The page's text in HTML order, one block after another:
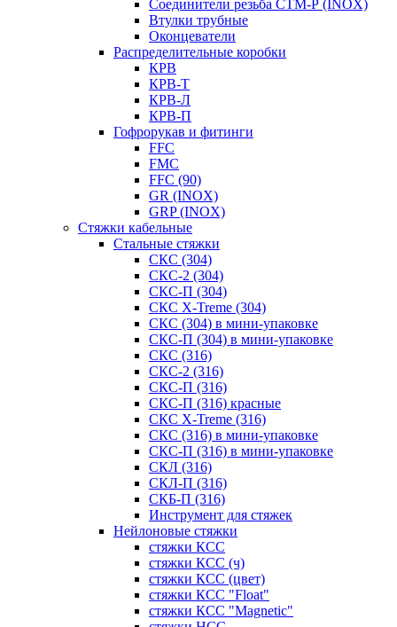
Соединители резьба СТМ-Р (INOX)
Втулки трубные
Оконцеватели
Распределительные коробки
КРВ
КРВ-Т
КРВ-Л
КРВ-П
Гофрорукав и фитинги
FFC
FMC
FFC (90)
GR (INOX)
GRP (INOX)
Cтяжки кабельные
Стальные стяжки
СКС (304)
СКС-2 (304)
СКС-П (304)
СКС X-Treme (304)
СКС (304) в мини-упаковке
СКС-П (304) в мини-упаковке
СКС (316)
СКС-2 (316)
СКС-П (316)
СКС-П (316) красные
СКС X-Treme (316)
СКС (316) в мини-упаковке
СКС-П (316) в мини-упаковке
СКЛ (316)
СКЛ-П (316)
СКБ-П (316)
Инструмент для стяжек
Нейлоновые стяжки
стяжки КСС
стяжки КСС (ч)
стяжки КСС (цвет)
стяжки КСС "Float"
стяжки КСС "Magnetic"